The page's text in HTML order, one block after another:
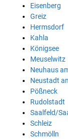
Eisenberg
Greiz
Hermsdorf
Kahla
Königsee
Meuselwitz
Neuhaus
Neustadt
Pößneck
Rudolstadt
Saalfeld/
Schleiz
Schmölln